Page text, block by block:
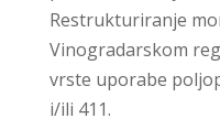
Restrukturiranje
Vinogradarskom
vrste uporabe
i/ili 411.